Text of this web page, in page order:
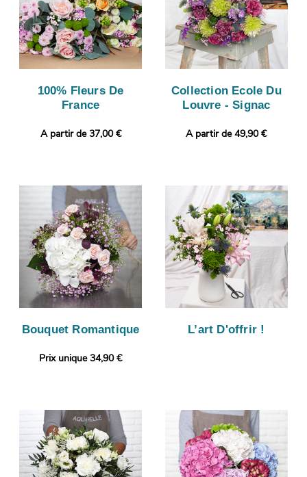
100% Fleurs De
France
A partir de 37,00 €
Collection Ecole Du
Louvre - Signac
A partir de 49,90 €
Bouquet Romantique
Prix unique 34,90 €
L’art D'offrir !